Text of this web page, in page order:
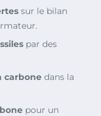
sur le bilan
par des
carbone dans la
pour un